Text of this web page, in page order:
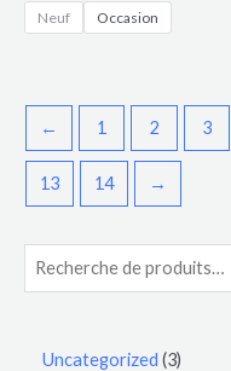
Uncategorized 3
Neuf Occasion
← 1 2 3
13 14 →